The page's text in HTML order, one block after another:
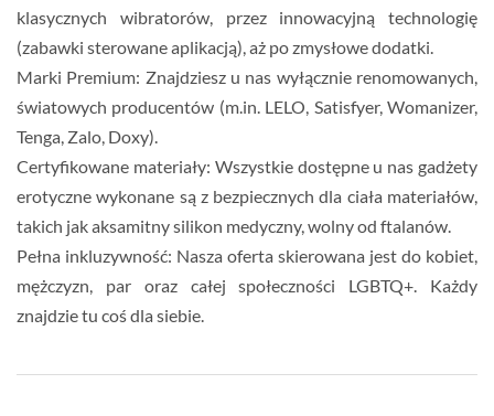
klasycznych wibratorów, przez innowacyjną technologię
(zabawki sterowane aplikacją), aż po zmysłowe dodatki.
Marki Premium: Znajdziesz u nas wyłącznie renomowanych,
światowych producentów (m.in. LELO, Satisfyer, Womanizer,
Tenga, Zalo, Doxy).
Certyfikowane materiały: Wszystkie dostępne u nas gadżety
erotyczne wykonane są z bezpiecznych dla ciała materiałów,
takich jak aksamitny silikon medyczny, wolny od ftalanów.
Pełna inkluzywność: Nasza oferta skierowana jest do kobiet,
mężczyzn, par oraz całej społeczności LGBTQ+. Każdy
znajdzie tu coś dla siebie.